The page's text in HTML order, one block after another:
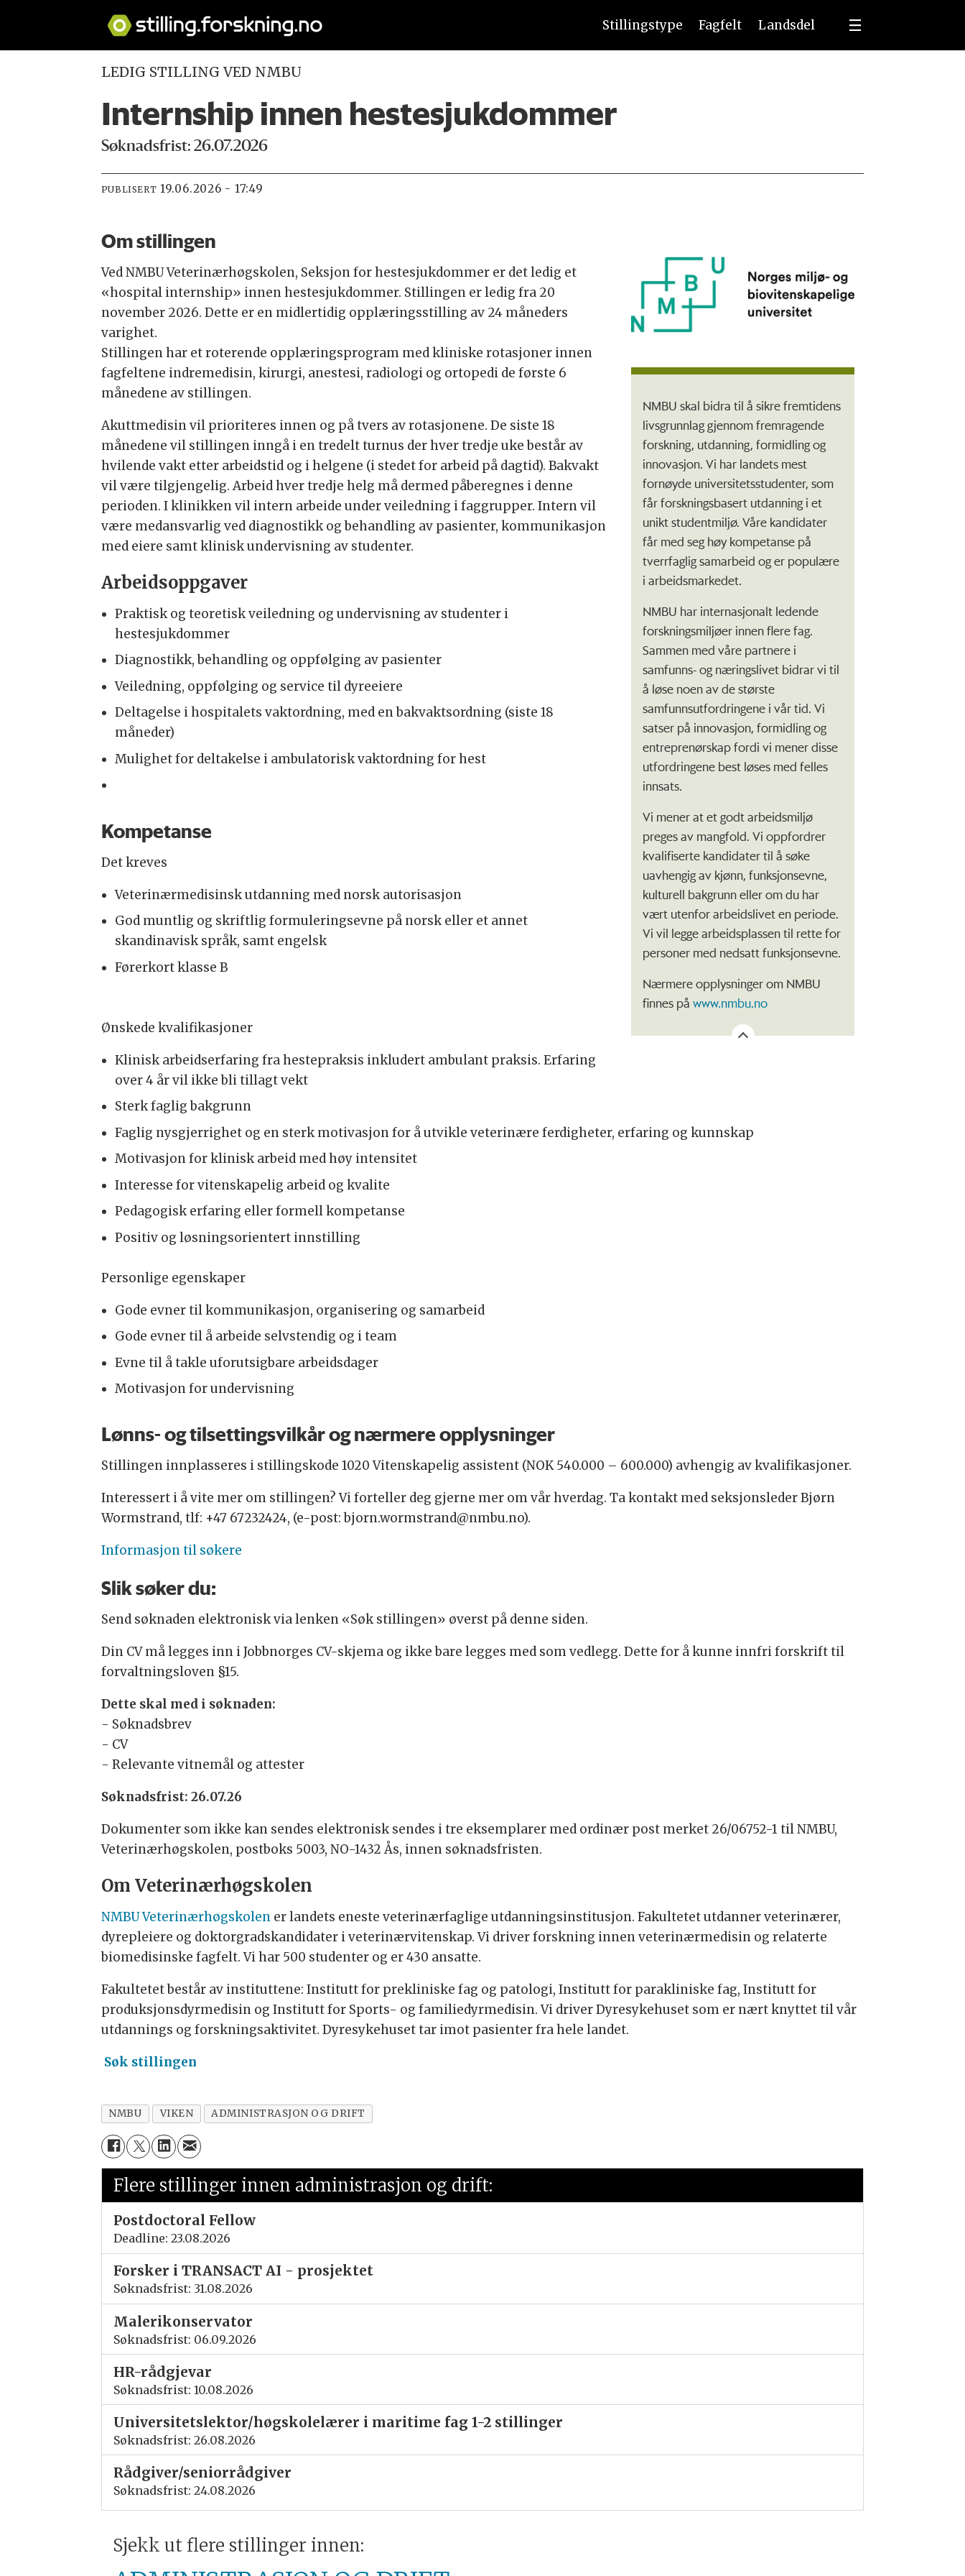
Stillingstype Fagfelt Landsdel
LEDIG STILLING VED NMBU
Internship innen hestesjukdommer
Søknadsfrist: 26.07.2026
PUBLISERT 19.06.2026 - 17:49
NMBU skal bidra til å sikre fremtidens
livsgrunnlag gjennom fremragende
forskning, utdanning, formidling og
innovasjon. Vi har landets mest
fornøyde universitetsstudenter, som
får forskningsbasert utdanning i et
unikt studentmiljø. Våre kandidater
får med seg høy kompetanse på
tverrfaglig samarbeid og er populære
i arbeidsmarkedet.
NMBU har internasjonalt ledende
forskningsmiljøer innen flere fag.
Sammen med våre partnere i
samfunns- og næringslivet bidrar vi til
å løse noen av de største
samfunnsutfordringene i vår tid. Vi
satser på innovasjon, formidling og
entreprenørskap fordi vi mener disse
utfordringene best løses med felles
innsats.
Vi mener at et godt arbeidsmiljø
preges av mangfold. Vi oppfordrer
kvalifiserte kandidater til å søke
uavhengig av kjønn, funksjonsevne,
kulturell bakgrunn eller om du har
vært utenfor arbeidslivet en periode.
Vi vil legge arbeidsplassen til rette for
personer med nedsatt funksjonsevne.
Nærmere opplysninger om NMBU
finnes på www.nmbu.no
Om stillingen
Ved NMBU Veterinærhøgskolen, Seksjon for hestesjukdommer er det ledig et
«hospital internship» innen hestesjukdommer. Stillingen er ledig fra 20
november 2026. Dette er en midlertidig opplæringsstilling av 24 måneders
varighet.
Stillingen har et roterende opplæringsprogram med kliniske rotasjoner innen
fagfeltene indremedisin, kirurgi, anestesi, radiologi og ortopedi de første 6
månedene av stillingen.
Akuttmedisin vil prioriteres innen og på tvers av rotasjonene. De siste 18
månedene vil stillingen inngå i en tredelt turnus der hver tredje uke består av
hvilende vakt etter arbeidstid og i helgene (i stedet for arbeid på dagtid). Bakvakt
vil være tilgjengelig. Arbeid hver tredje helg må dermed påberegnes i denne
perioden. I klinikken vil intern arbeide under veiledning i faggrupper. Intern vil
være medansvarlig ved diagnostikk og behandling av pasienter, kommunikasjon
med eiere samt klinisk undervisning av studenter.
Arbeidsoppgaver
Praktisk og teoretisk veiledning og undervisning av studenter i
hestesjukdommer
Diagnostikk, behandling og oppfølging av pasienter
Veiledning, oppfølging og service til dyreeiere
Deltagelse i hospitalets vaktordning, med en bakvaktsordning (siste 18
måneder)
Mulighet for deltakelse i ambulatorisk vaktordning for hest
Kompetanse
Det kreves
Veterinærmedisinsk utdanning med norsk autorisasjon
God muntlig og skriftlig formuleringsevne på norsk eller et annet
skandinavisk språk, samt engelsk
Førerkort klasse B
Ønskede kvalifikasjoner
Klinisk arbeidserfaring fra hestepraksis inkludert ambulant praksis. Erfaring
over 4 år vil ikke bli tillagt vekt
Sterk faglig bakgrunn
Faglig nysgjerrighet og en sterk motivasjon for å utvikle veterinære ferdigheter, erfaring og kunnskap
Motivasjon for klinisk arbeid med høy intensitet
Interesse for vitenskapelig arbeid og kvalite
Pedagogisk erfaring eller formell kompetanse
Positiv og løsningsorientert innstilling
Personlige egenskaper
Gode evner til kommunikasjon, organisering og samarbeid
Gode evner til å arbeide selvstendig og i team
Evne til å takle uforutsigbare arbeidsdager
Motivasjon for undervisning
Lønns- og tilsettingsvilkår og nærmere opplysninger
Stillingen innplasseres i stillingskode 1020 Vitenskapelig assistent (NOK 540.000 – 600.000) avhengig av kvalifikasjoner.
Interessert i å vite mer om stillingen? Vi forteller deg gjerne mer om vår hverdag. Ta kontakt med seksjonsleder Bjørn
Wormstrand, tlf: +47 67232424, (e-post: bjorn.wormstrand@nmbu.no).
Informasjon til søkere
Slik søker du:
Send søknaden elektronisk via lenken «Søk stillingen» øverst på denne siden.
Din CV må legges inn i Jobbnorges CV-skjema og ikke bare legges med som vedlegg. Dette for å kunne innfri forskrift til
forvaltningsloven §15.
Dette skal med i søknaden:
- Søknadsbrev
- CV
- Relevante vitnemål og attester
Søknadsfrist: 26.07.26
Dokumenter som ikke kan sendes elektronisk sendes i tre eksemplarer med ordinær post merket 26/06752-1 til NMBU,
Veterinærhøgskolen, postboks 5003, NO-1432 Ås, innen søknadsfristen.
Om Veterinærhøgskolen
NMBU Veterinærhøgskolener landets eneste veterinærfaglige utdanningsinstitusjon. Fakultetet utdanner veterinærer,
dyrepleiere og doktorgradskandidater i veterinærvitenskap. Vi driver forskning innen veterinærmedisin og relaterte
biomedisinske fagfelt. Vi har 500 studenter og er 430 ansatte.
Fakultetet består av instituttene: Institutt for prekliniske fag og patologi, Institutt for parakliniske fag, Institutt for
produksjonsdyrmedisin og Institutt for Sports- og familiedyrmedisin. Vi driver Dyresykehuset som er nært knyttet til vår
utdannings og forskningsaktivitet. Dyresykehuset tar imot pasienter fra hele landet.
Søk stillingen
NMBU VIKEN ADMINISTRASJON OG DRIFT
Flere stillinger innen administrasjon og drift:
Postdoctoral Fellow
Deadline: 23.08.2026
Forsker i TRANSACT AI - prosjektet
Søknadsfrist: 31.08.2026
Malerikonservator
Søknadsfrist: 06.09.2026
HR-rådgjevar
Søknadsfrist: 10.08.2026
Universitetslektor/høgskolelærer i maritime fag 1-2 stillinger
Søknadsfrist: 26.08.2026
Rådgiver/seniorrådgiver
Søknadsfrist: 24.08.2026
Sjekk ut flere stillinger innen: